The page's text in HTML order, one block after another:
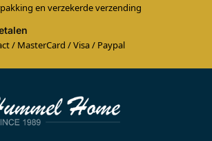
en verzekerde verzending
/ MasterCard / Visa / Paypal